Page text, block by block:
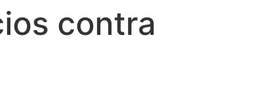
contra